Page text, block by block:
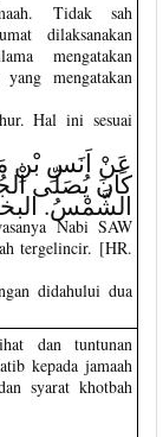
Tidak sah
dilaksanakan
mengatakan
mengatakan
Hal ini sesuai
عَنْ اَنَسِ بْنِ
كَانَ يُصَلّى
الشَّمْسُ.
Nabi SAW
tergelincir. [HR.
didahului dua
dan tuntunan
kepada jamaah
syarat khotbah